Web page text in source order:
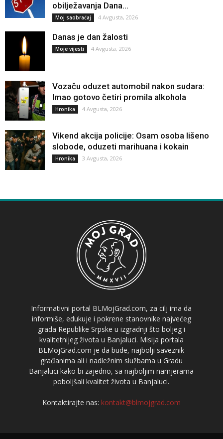
obilježavanja Dana...
Moj saobraćaj 4 Avgusta, 2026
Danas je dan žalosti
Moje vijesti 4 Avgusta, 2026
Vozaču oduzet automobil nakon sudara:
Imao gotovo četiri promila alkohola
Hronika 4 Avgusta, 2026
Vikend akcija policije: Osam osoba lišeno
slobode, oduzeti marihuana i kokain
Hronika 3 Avgusta, 2026
Informativni portal BLMojGrad.com, za cilj ima da
informiše, edukuje i pokrene stanovnike najvećeg
grada Republike Srpske u izgradnji što boljeg i
kvalitetnijeg života u Banjaluci. Misija portala
BLMojGrad.com je da bude, najbolji saveznik
građanima ali i nadležnim službama u Gradu
Banjaluci kako bi zajedno, sa najboljim namjerama
poboljšali kvalitet života u Banjaluci.
Kontaktirajte nas: kontakt@blmojgrad.com